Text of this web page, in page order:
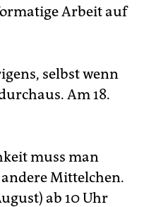
Arbeit auf
selbst wenn
Am 18.
muss man
Mittelchen.
ab 10 Uhr